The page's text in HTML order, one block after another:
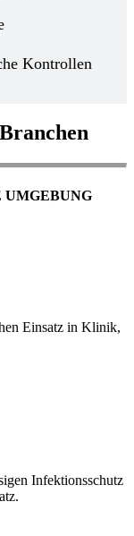
Kontrollen
Einsatz in Klinik,
Infektionsschutz